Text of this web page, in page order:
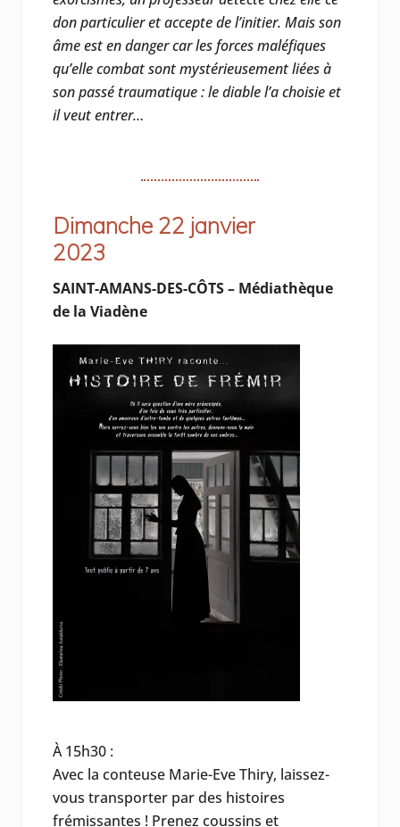
don particulier et accepte de l’initier. Mais son
âme est en danger car les forces maléfiques
qu’elle combat sont mystérieusement liées à
son passé traumatique : le diable l’a choisie et
il veut entrer…
Dimanche 22 janvier
2023
SAINT-AMANS-DES-CÔTS – Médiathèque
de la Viadène
À 15h30 :
Avec la conteuse Marie-Eve Thiry, laissez-
vous transporter par des histoires
frémissantes ! Prenez coussins et